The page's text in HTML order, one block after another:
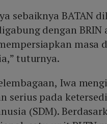
sebaiknya BATAN
dengan BRIN
masa
tuturnya.
Iwa
serius pada
(SDM).